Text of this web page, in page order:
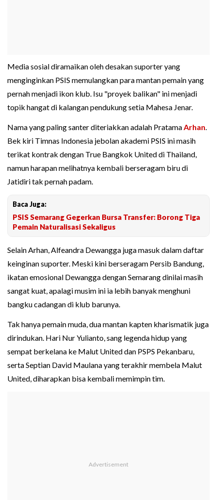
Media sosial diramaikan oleh desakan suporter yang
menginginkan PSIS memulangkan para mantan pemain yang
pernah menjadi ikon klub. Isu "proyek balikan" ini menjadi
topik hangat di kalangan pendukung setia Mahesa Jenar.
Nama yang paling santer diteriakkan adalah PratamaArhan.
Bek kiri Timnas Indonesia jebolan akademi PSIS ini masih
terikat kontrak dengan True Bangkok United di Thailand,
namun harapan melihatnya kembali berseragam biru di
Jatidiri tak pernah padam.
Baca Juga:
PSIS Semarang Gegerkan Bursa Transfer: Borong Tiga
Pemain Naturalisasi Sekaligus
Selain Arhan, Alfeandra Dewangga juga masuk dalam daftar
keinginan suporter. Meski kini berseragam Persib Bandung,
ikatan emosional Dewangga dengan Semarang dinilai masih
sangat kuat, apalagi musim ini ia lebih banyak menghuni
bangku cadangan di klub barunya.
Tak hanya pemain muda, dua mantan kapten kharismatik juga
dirindukan. Hari Nur Yulianto, sang legenda hidup yang
sempat berkelana ke Malut United dan PSPS Pekanbaru,
serta Septian David Maulana yang terakhir membela Malut
United, diharapkan bisa kembali memimpin tim.